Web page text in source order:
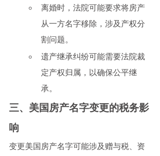
离婚时，法院可能要求将房产
从一方名字移除，涉及产权分
割问题。
遗产继承纠纷可能需要法院裁
定产权归属，以确保公平继
承。
三、美国房产名字变更的税务影
响
变更美国房产名字可能涉及赠与税、资